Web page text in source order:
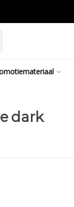
dark